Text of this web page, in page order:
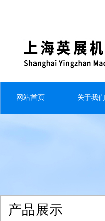
网站首页 关于我们
产品展示